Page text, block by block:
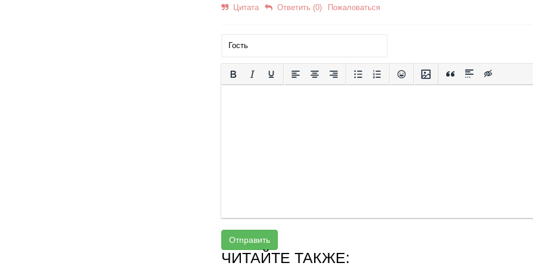
Цитата Ответить (0) Пожаловаться
Отправить
ЧИТАЙТЕ ТАКЖЕ: